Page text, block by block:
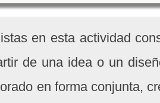
en esta actividad
de una idea o un
en forma conjunta,